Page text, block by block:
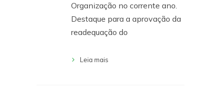
Organização no corrente ano.
Destaque para a aprovação da
readequação do
Leia mais